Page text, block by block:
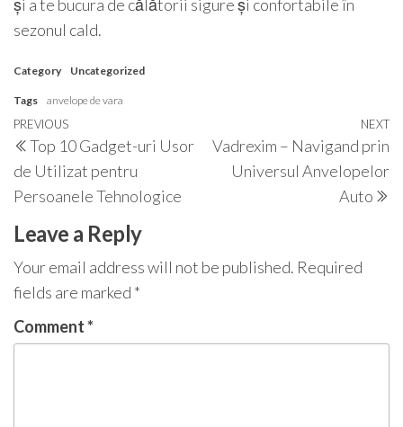
și a te bucura de călătorii sigure și confortabile în
sezonul cald.
Category Uncategorized
Tags anvelope de vara
Post
navigation
Previous
Post
PREVIOUS
Top 10 Gadget-uri Usor
de Utilizat pentru
Persoanele Tehnologice
NEXT
Vadrexim – Navigand prin
Universul Anvelopelor
Auto
Leave a Reply
Your email address will not be published. Required
fields are marked *
Comment*